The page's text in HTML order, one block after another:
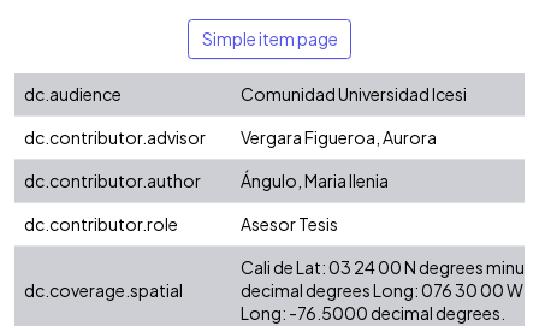
Simple item page
dc.audience
Comunidad Universidad Icesi
dc.contributor.advisor
Vergara Figueroa, Aurora
dc.contributor.author
Ángulo, Maria Ilenia
dc.contributor.role
Asesor Tesis
dc.coverage.spatial
Cali de Lat: 03 24 00 N degrees
decimal degrees Long: 076 30 00 W
Long: -76.5000 decimal degrees.